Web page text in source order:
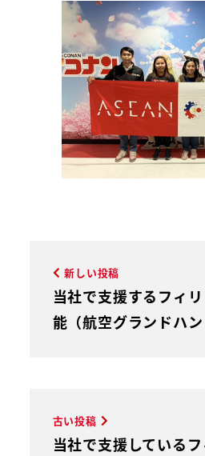
古い投稿
当社で支援している
新しい投稿
当社で支援するフィ
能（航空グランドハ